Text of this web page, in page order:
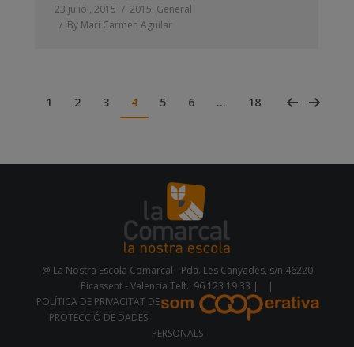
23 juliol, 2015 2015, General
By Mari Carmen Aguilar
1 2 3 4 5 6 … 18
@ La Nostra Escola Comarcal - Pda. Les Canyades, s/n 46220
Picassent - Valencia Telf.: 96 123 19 33 |
|
POLÍTICA DE PRIVACITAT DE
PROTECCIÓ DE DADES
PERSONALS